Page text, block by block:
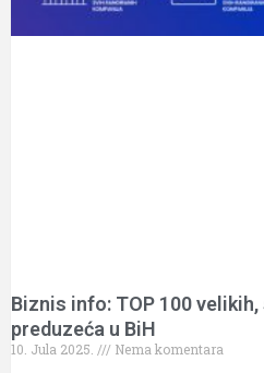
Biznis info: TOP 100
preduzeća u BiH
10. Jula 2025.
Nema komentara